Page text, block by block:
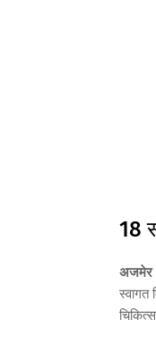
18
अजमेर
स्वागत